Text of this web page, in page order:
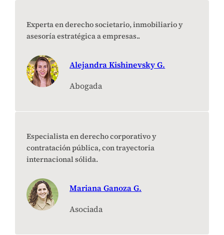
Experta en derecho societario, inmobiliario y
asesoría estratégica a empresas..
Alejandra Kishinevsky G.
Abogada
Especialista en derecho corporativo y
contratación pública, con trayectoria
internacional sólida.
Mariana Ganoza G.
Asociada